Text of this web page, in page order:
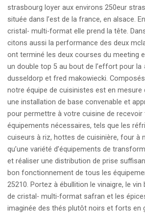
strasbourg loyer aux environs 250eur
située dans l’est de la france, en alsace.
cristal- multi-format elle prend la tête.
citons aussi la performance des deux
ont terminé les deux courses du meeting
un double top 5 au bout de l’effort pour
dusseldorp et fred makowiecki.
notre équipe de cuisinistes est en mesure
une installation de base convenable et
pour permettre à votre cuisine de recevoir
équipements nécessaires, tels que les
cuiseurs à riz, hottes de cuisinière, four à
qu’une variété d’équipements de
et réaliser une distribution de prise
bon fonctionnement de tous les
25210. Portez à ébullition le vinaigre, le vin
de cristal- multi-format safran et les
imaginée des thés plutôt noirs et forts en